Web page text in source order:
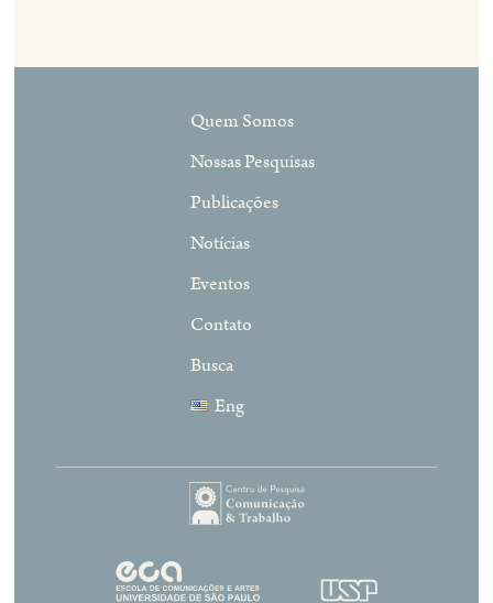
Quem Somos
Nossas Pesquisas
Publicações
Notícias
Eventos
Contato
Busca
Eng